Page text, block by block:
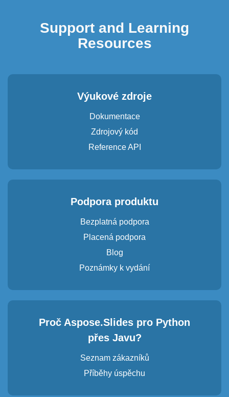
Support and Learning
Resources
Výukové zdroje
Dokumentace
Zdrojový kód
Reference API
Podpora produktu
Bezplatná podpora
Placená podpora
Blog
Poznámky k vydání
Proč Aspose.Slides pro Python
přes Javu?
Seznam zákazníků
Příběhy úspěchu